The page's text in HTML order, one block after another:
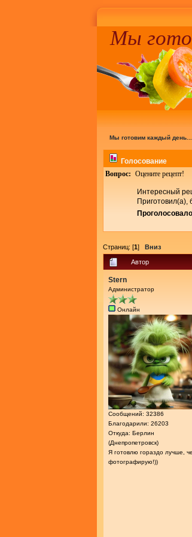
Мы
Мы готовим каждый день...
Голосование
Вопрос: Оцените рецепт!
Интересный
Приготовил(а),
Страниц: [1] Вниз
Автор
Stern
Администратор
Онлайн
Сообщений: 32386
Благодарили: 26203
Откуда: Берлин
(Днепропетровск)
Я готовлю гораздо лучше,
фотографирую!))